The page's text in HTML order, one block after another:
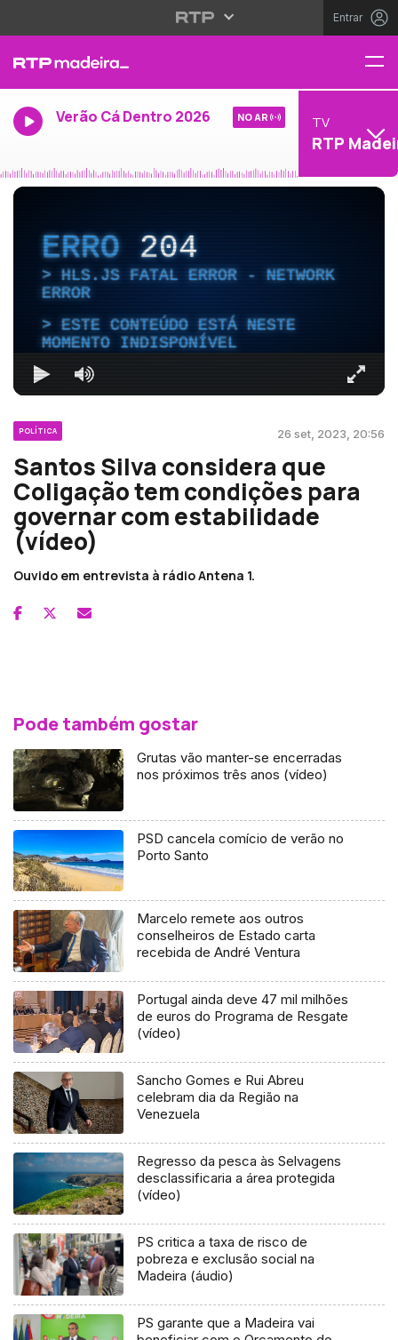
Entrar
Verão Cá Dentro 2026 NO AR TV
RTP
ERRO204
HLS.JS FATAL ERROR - NETWORK
ERROR
ESTE CONTEÚDO ESTÁ NESTE
MOMENTO INDISPONÍVEL
POLÍTICA 26 set, 2023, 20:56
Santos Silva considera que
Coligação tem condições para
governar com estabilidade
(vídeo)
Ouvido em entrevista à rádio Antena 1.
Pode também gostar
Grutas vão manter-se encerradas
nos próximos três anos (vídeo)
PSD cancela comício de verão no
Porto Santo
Marcelo remete aos outros
conselheiros de Estado carta
recebida de André Ventura
Portugal ainda deve 47 mil milhões
de euros do Programa de Resgate
(vídeo)
Sancho Gomes e Rui Abreu
celebram dia da Região na
Venezuela
Regresso da pesca às Selvagens
desclassificaria a área protegida
(vídeo)
PS critica a taxa de risco de
pobreza e exclusão social na
Madeira (áudio)
PS garante que a Madeira vai